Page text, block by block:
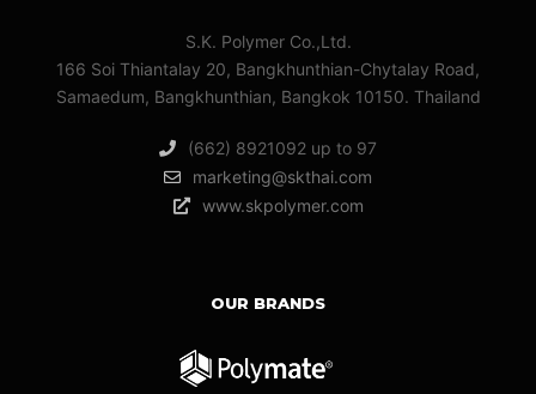
S.K. Polymer Co.,Ltd.
166 Soi Thiantalay 20, Bangkhunthian-Chytalay Road,
Samaedum, Bangkhunthian, Bangkok 10150. Thailand
(662) 8921092 up to 97
marketing@skthai.com
www.skpolymer.com
OUR BRANDS